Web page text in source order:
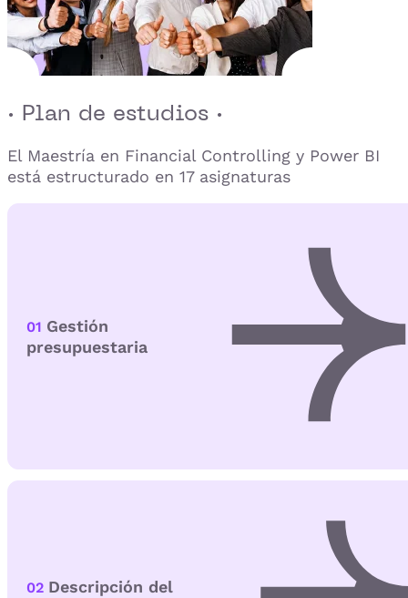
· Plan de estudios ·
El Maestría en Financial Controlling y Power BI
está estructurado en 17 asignaturas
01 Gestión
presupuestaria
02 Descripción del